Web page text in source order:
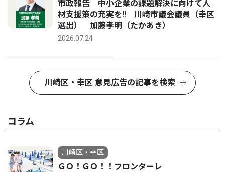
市政報告 中小企業の課題解決に向けて人
材支援策の充実を!! 川崎市議会議員（幸区
選出） 加藤孝明（たかあき）
2026.07.24
川崎区・幸区 意見広告の記事を検索
コラム
川崎区・幸区
ＧＯ！ＧＯ！！フロンターレ